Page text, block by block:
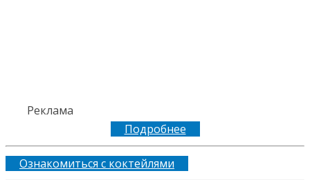
Реклама
Подробнее
Ознакомиться с коктейлями